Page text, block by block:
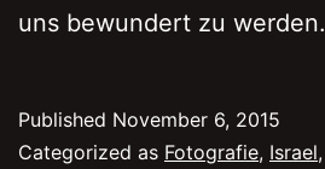
uns bewundert zu werden.
Published November 6, 2015
Categorized as Fotografie, Israel,